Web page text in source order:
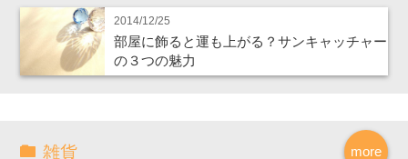
2014/12/25
部屋に飾ると運も上がる？サンキャッチャー
の３つの魅力
more
雑貨